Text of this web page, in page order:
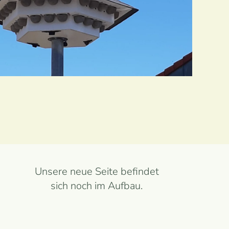
Ansehen
Unsere neue Seite befindet
sich noch im Aufbau.